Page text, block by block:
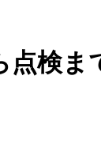
点検ま